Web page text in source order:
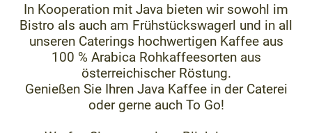
In Kooperation mit Java bieten wir sowohl im
Bistro als auch am Frühstückswagerl und in all
unseren Caterings hochwertigen Kaffee aus
100 % Arabica Rohkaffeesorten aus
österreichischer Röstung.
Genießen Sie Ihren Java Kaffee in der Caterei
oder gerne auch To Go!